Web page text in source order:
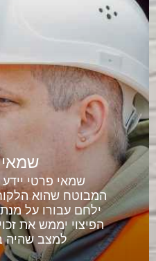
שמאי פרטי
המבוטח שהוא
ילחם עבורו על
הפיצוי יממש את
למצב שהיה